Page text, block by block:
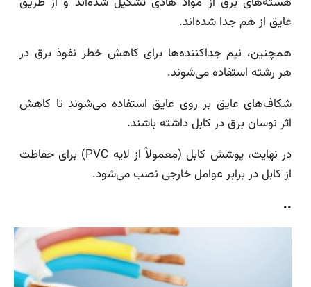
عایق از هم جدا شده‌اند.
همچنین، نیم جداکننده‌ها برای کاهش خطر نفوذ برق در
هر رشته استفاده می‌شوند.
شکاف‌های عایق بر روی عایق استفاده می‌شوند تا کاهش
اثر نوسان برق در کابل داشته باشند.
در نهایت، پوشش کابل (معمولاً از لایه PVC) برای حفاظت
از کابل در برابر عوامل خارجی نصب می‌شود.
..